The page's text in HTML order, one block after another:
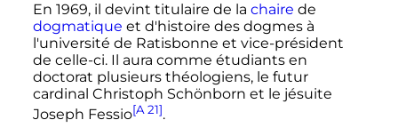
En 1969, il devint titulaire de la chaire de
dogmatique et d'histoire des dogmes à
l'université de Ratisbonne et vice-président
de celle-ci. Il aura comme étudiants en
doctorat plusieurs théologiens, le futur
cardinal Christoph Schönborn et le jésuite
Joseph Fessio[A 21].